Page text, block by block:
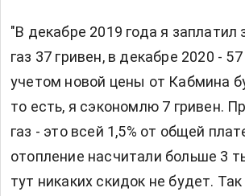
"В декабре 2019 года я заплатил
газ 37 гривен, в декабре 2020 -
учетом новой цены от Кабмина
то есть, я сэкономлю 7 гривен.
газ - это всей 1,5% от общей
отопление насчитали больше 3
тут никаких скидок не будет.